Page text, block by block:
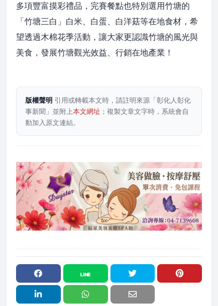
多項豐富摸彩禮品，完賽餐點也特別選用竹塘的
「竹塘三白」白米、白蛋、白洋菇等在地食材，希
望透過木棉花季活動，讓大家更認識竹塘的風光與
美食，發展竹塘觀光效益、行銷在地產業！
版權聲明 引用或轉載本文時，請註明來源「彰化人彰化
事新聞」並附上本文網址 ；複製文章文字時，系統會自
動加入原文連結。